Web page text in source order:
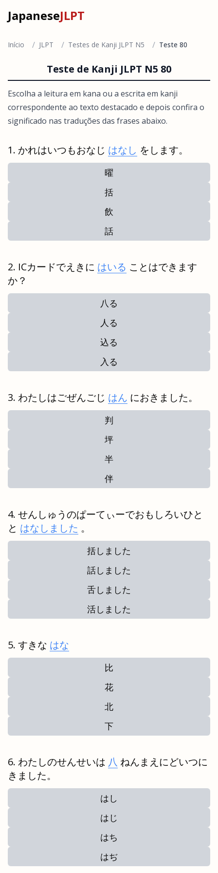
JapaneseJLPT
Início / JLPT / Testes de Kanji JLPT N5 / Teste 80
Teste de Kanji JLPT N5 80
Escolha a leitura em kana ou a escrita em kanji
correspondente ao texto destacado e depois confira o
significado nas traduções das frases abaixo.
かれはいつもおなじ はなし をします。
曜
括
飲
話
ICカードでえきに はいる ことはできます
か？
八る
人る
込る
入る
わたしはごぜんごじ はん におきました。
判
坪
半
伴
せんしゅうのぱーてぃーでおもしろいひと
と はなしました 。
括しました
話しました
舌しました
活しました
すきな はな
比
花
北
下
わたしのせんせいは 八 ねんまえにどいつに
きました。
はし
はじ
はち
はぢ